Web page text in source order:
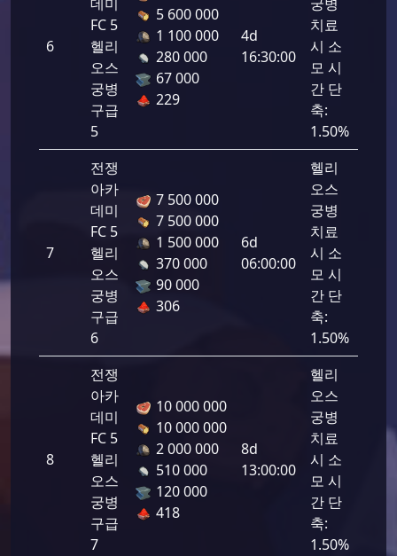
6
FC 5
헬리
오스
궁병
구급
5
5 600 000
1 100 000
280 000
67 000
229
4d
16:30:00
치료
시 소
모 시
간 단
축:
1.50%
7
전쟁
아카
데미
FC 5
헬리
오스
궁병
구급
6
7 500 000
7 500 000
1 500 000
370 000
90 000
306
6d
06:00:00
헬리
오스
궁병
치료
시 소
모 시
간 단
축:
1.50%
8
전쟁
아카
데미
FC 5
헬리
오스
궁병
구급
7
10 000 000
10 000 000
2 000 000
510 000
120 000
418
8d
13:00:00
헬리
오스
궁병
치료
시 소
모 시
간 단
축:
1.50%